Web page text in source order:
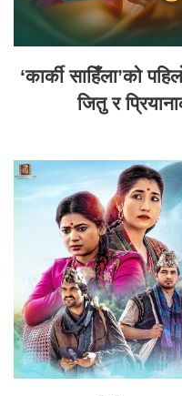
‘कार्की साहिँला’को
जितु र